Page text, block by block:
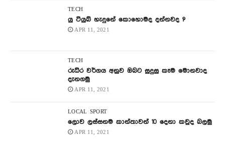
TECH
යු ටියුබ් හැදුනේ කොහොමද දන්නවද ?
APR 11, 2021
TECH
රුධිර වර්ගය අනුව ඔබට සුදුසු කෑම මොනවාද
දැනගමු
APR 11, 2021
LOCAL SPORT
ලොව ලස්සනම කාන්තාවන් 10 දෙනා කවුද බලමු
APR 11, 2021